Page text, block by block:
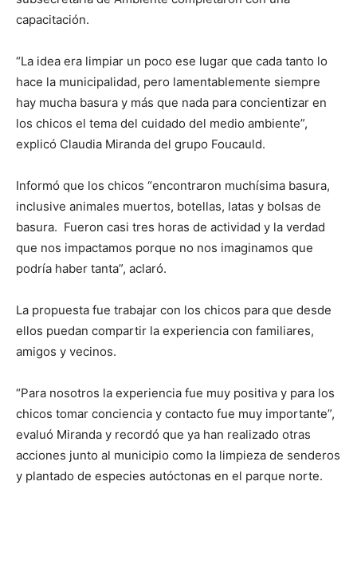
capacitación.
“La idea era limpiar un poco ese lugar que cada tanto lo
hace la municipalidad, pero lamentablemente siempre
hay mucha basura y más que nada para concientizar en
los chicos el tema del cuidado del medio ambiente”,
explicó Claudia Miranda del grupo Foucauld.
Informó que los chicos “encontraron muchísima basura,
inclusive animales muertos, botellas, latas y bolsas de
basura. Fueron casi tres horas de actividad y la verdad
que nos impactamos porque no nos imaginamos que
podría haber tanta”, aclaró.
La propuesta fue trabajar con los chicos para que desde
ellos puedan compartir la experiencia con familiares,
amigos y vecinos.
“Para nosotros la experiencia fue muy positiva y para los
chicos tomar conciencia y contacto fue muy importante”,
evaluó Miranda y recordó que ya han realizado otras
acciones junto al municipio como la limpieza de senderos
y plantado de especies autóctonas en el parque norte.